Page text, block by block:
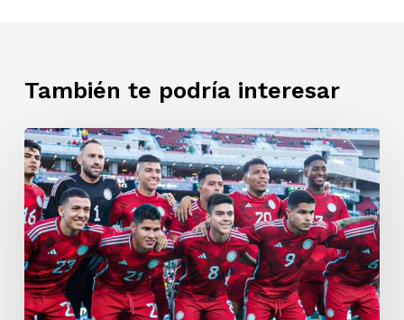
También te podría interesar
Selección
Colombia:
última
preparación
antes
de
la
Copa
América